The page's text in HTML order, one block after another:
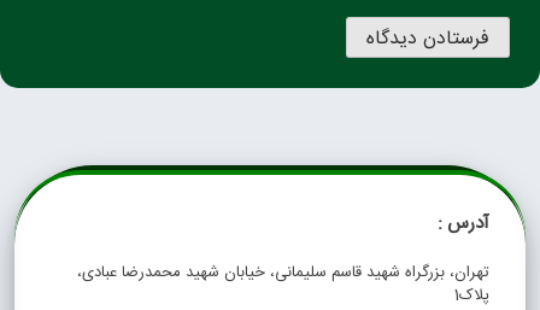
آدرس :
تهران، بزرگراه شهید قاسم سلیمانی، خیابان شهید محمدرضا عبادی،
پلاک1